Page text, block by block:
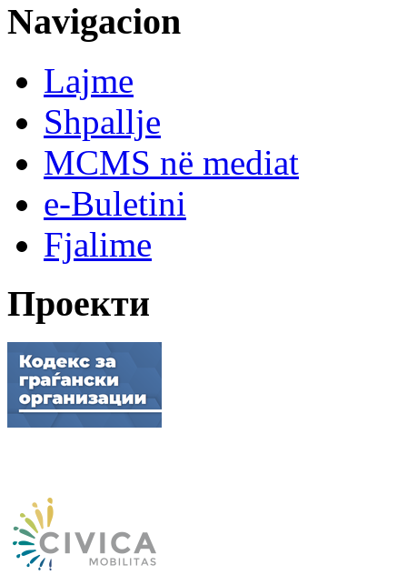
Navigacion
Lajme
Shpallje
MCMS në mediat
e-Buletini
Fjalime
Проекти